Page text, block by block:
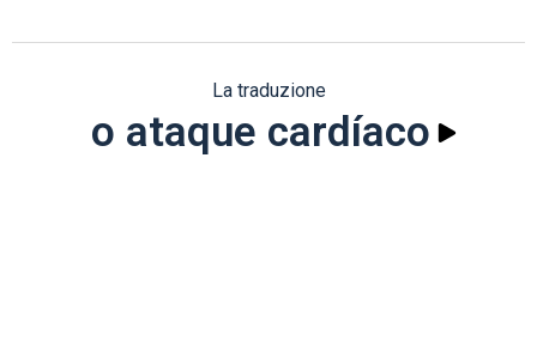
La traduzione
o ataque cardíaco